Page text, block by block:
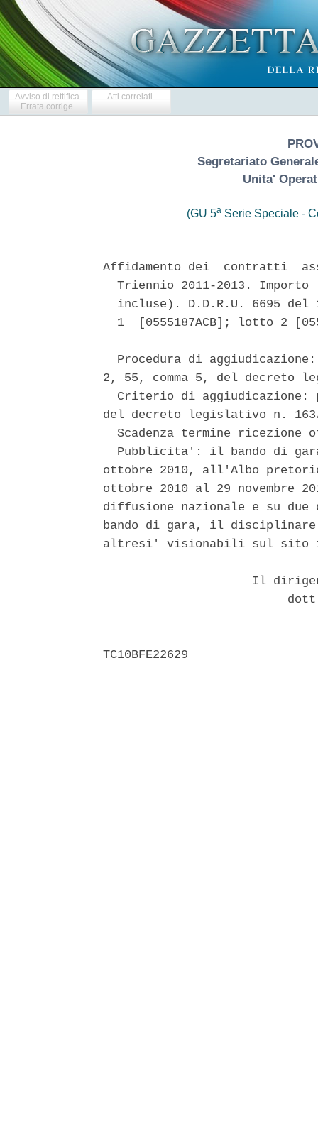
Avviso di rettifica
Errata corrige
Atti correlati
Segretariato
Unita'
(GU 5a Serie Speciale -
Affidamento dei  contratti
Triennio 2011-2013. Importo
incluse). D.D.R.U. 6695 del
1  [0555187ACB]; lotto 2
Procedura di
2, 55, comma 5, del decreto
Criterio di aggiudicazione:
del decreto legislativo n.
Scadenza termine ricezione
Pubblicita': il bando di
ottobre 2010, all'Albo
ottobre 2010 al 29 novembre
diffusione nazionale e su
bando di gara, il
altresi' visionabili sul sito
Il